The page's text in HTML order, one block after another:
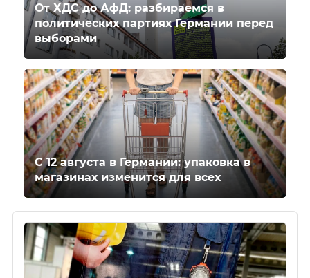
От ХДС до АфД: разбираемся в
политических партиях Германии перед
выборами
С 12 августа в Германии: упаковка в
магазинах изменится для всех